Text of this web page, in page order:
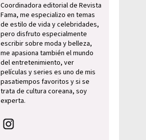
Coordinadora editorial de Revista
Fama, me especializo en temas
de estilo de vida y celebridades,
pero disfruto especialmente
escribir sobre moda y belleza,
me apasiona también el mundo
del entretenimiento, ver
películas y series es uno de mis
pasatiempos favoritos y si se
trata de cultura coreana, soy
experta.